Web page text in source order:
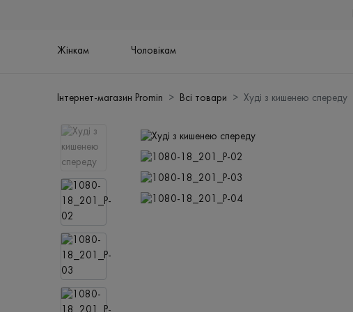
Жінкам Чоловікам
Інтернет-магазин Promin Всі товари Худі з кишенею спереду